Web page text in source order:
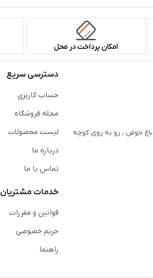
امکان پرداخت در محل
باغ حوض , رو به روی کوچه
دسترسی سریع
حساب کاربری
مجله فروشگاه
لیست محصولات
درباره ما
تماس با ما
خدمات مشتریان
قوانین و مقررات
حریم خصوصی
راهنما